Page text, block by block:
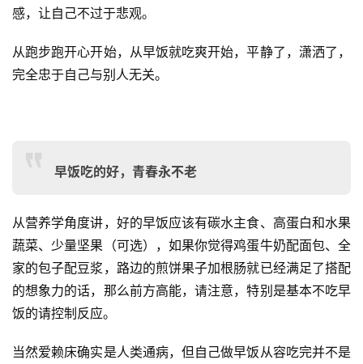
感，让自己不过于悲观。
从跑步跑开心开始，从早饭就吃爽开始，平静了，潇洒了，
完全忠于自己与别人无关。
早饭吃的好，青春永不老
从营养学角度讲，好的早饭应该有碳水主食、高蛋白和水果
蔬菜、少量坚果（可选），如果你觉得鸡蛋牛奶配面包、全
家的包子配豆浆，路边的煎饼果子加根肠就已经满足了搭配
的想象力的话，那么前方高能，请注意，特别是基本不吃早
饭的请控制反应。
当然爱赖床确实是人类通病，但自己做早饭从容吃完并不是